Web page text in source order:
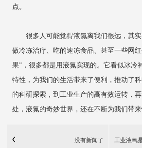
点。
很多人可能觉得液氮离我们很远，其
做冷冻治疗、吃的速冻食品、甚至一些网
果”，很多都是用液氮实现的。它看似冰冷
特性，为我们的生活带来了便利，推动了
的科研探索，到工业生产的高有效运转，
处，液氮的奇妙世界，还在不断为我们带来
没有新闻了 工业液氧